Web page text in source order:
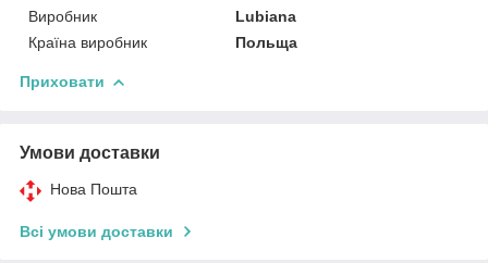
Виробник
Lubiana
Країна виробник
Польща
Приховати
Умови доставки
Нова Пошта
Всі умови доставки